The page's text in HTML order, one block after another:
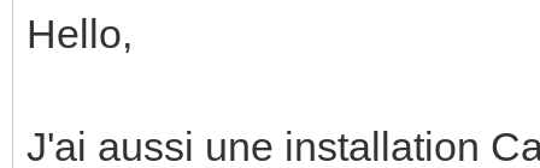
Hello,
J'ai aussi une installation